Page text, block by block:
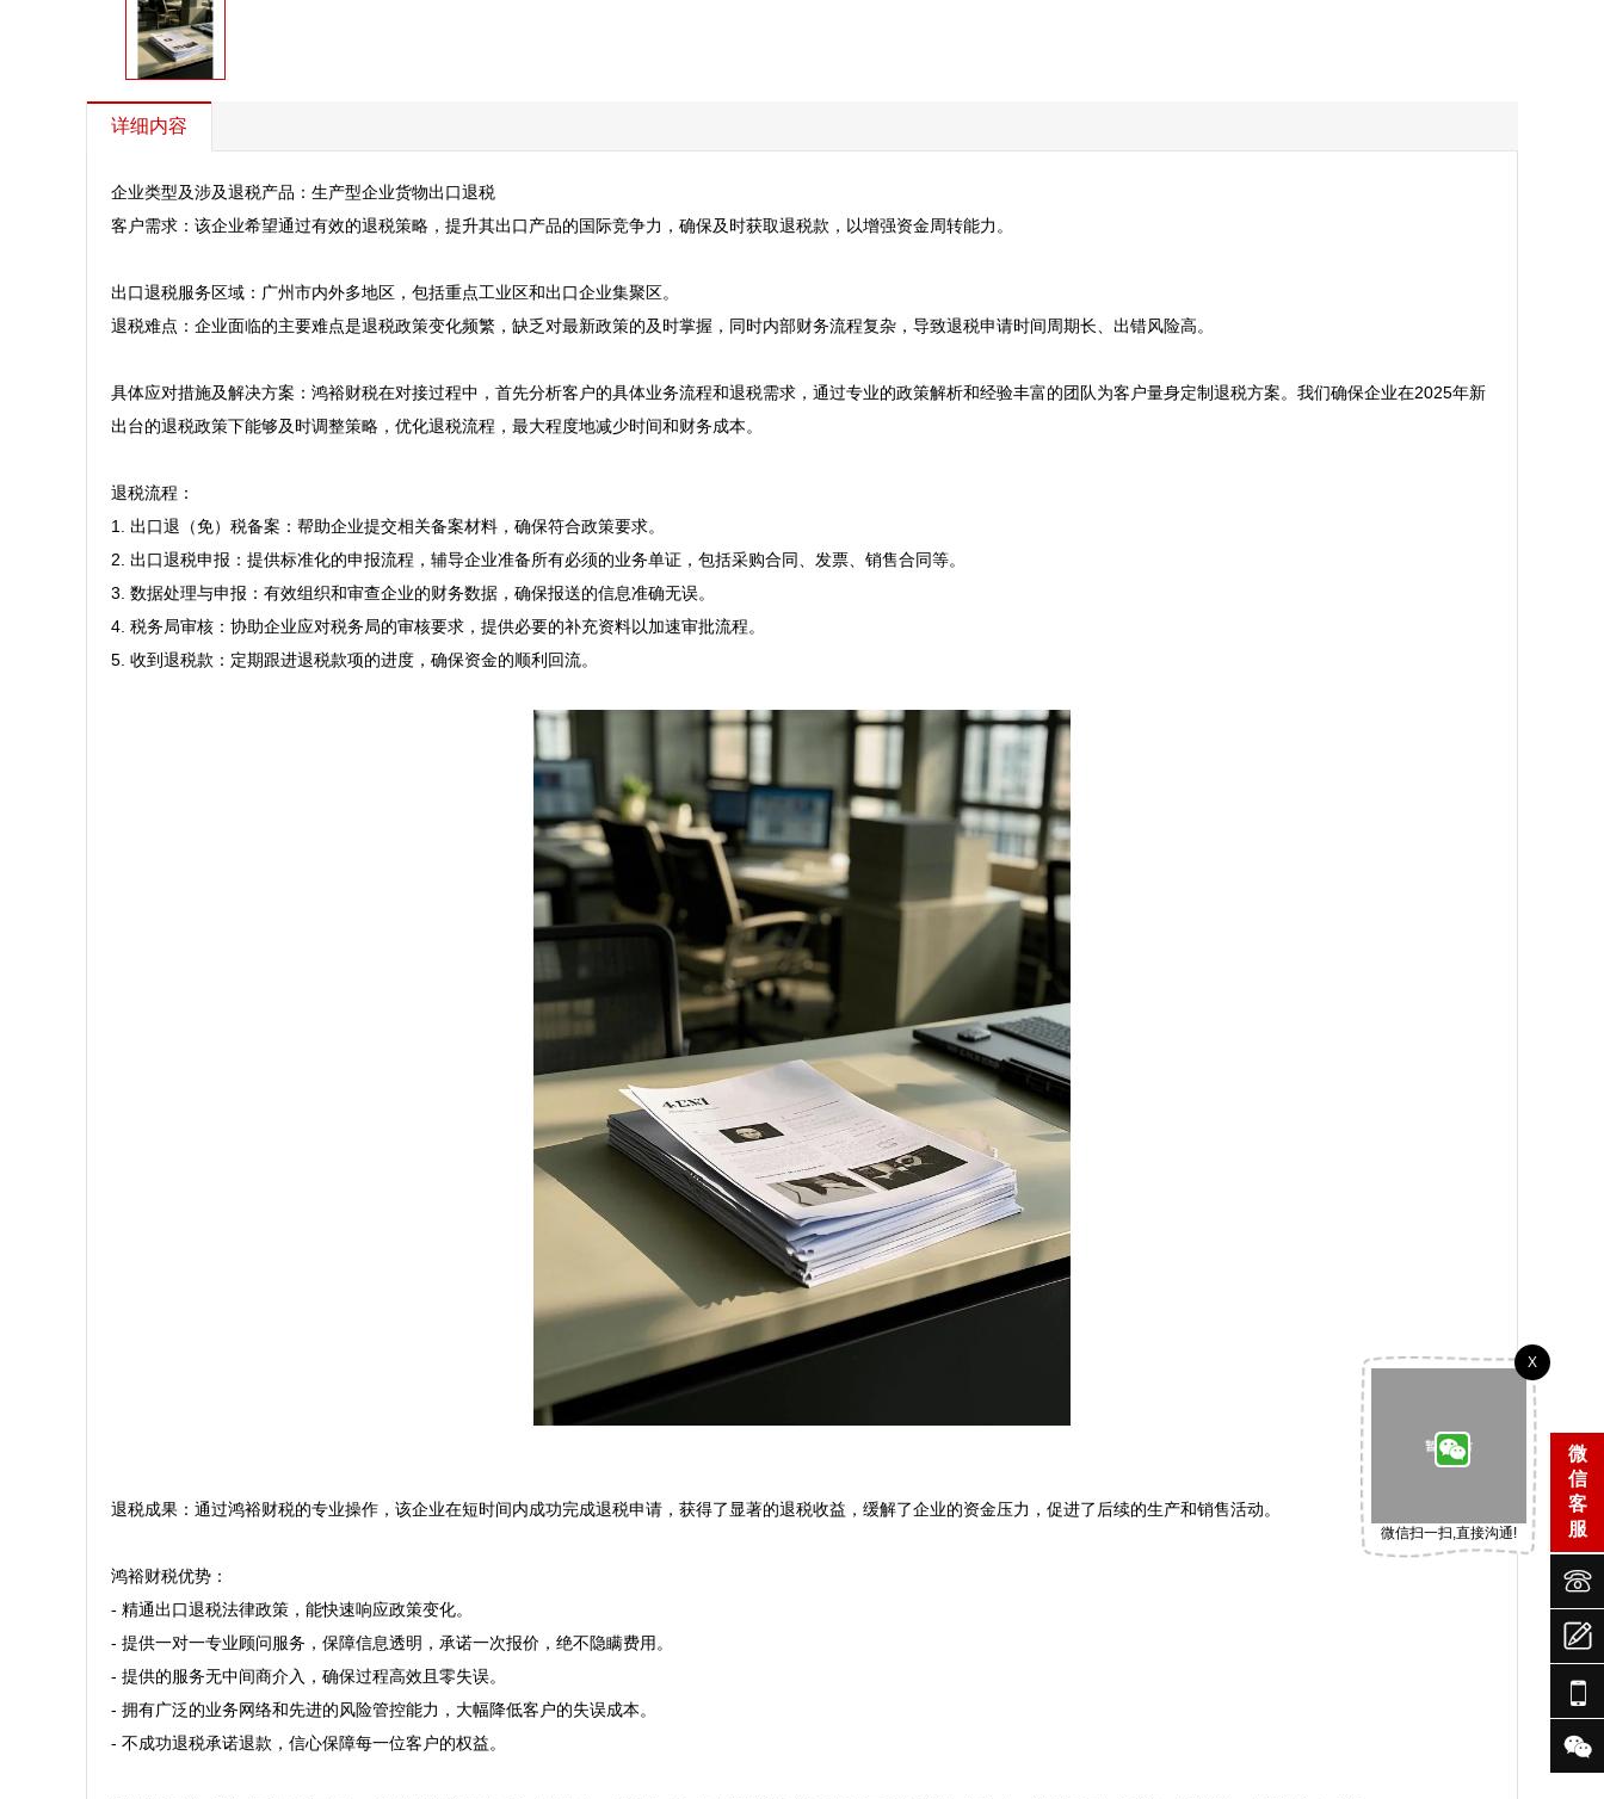
详细内容
企业类型及涉及退税产品：生产型企业货物出口退税
客户需求：该企业希望通过有效的退税策略，提升其出口产品的国际竞争力，确保及时获取退税款，以增强资金周转能力。
出口退税服务区域：广州市内外多地区，包括重点工业区和出口企业集聚区。
退税难点：企业面临的主要难点是退税政策变化频繁，缺乏对最新政策的及时掌握，同时内部财务流程复杂，导致退税申请时间周期长、出错风险高。
具体应对措施及解决方案：鸿裕财税在对接过程中，首先分析客户的具体业务流程和退税需求，通过专业的政策解析和经验丰富的团队为客户量身定制退税方案。我们确保企业在2025年新
出台的退税政策下能够及时调整策略，优化退税流程，最大程度地减少时间和财务成本。
退税流程：
1. 出口退（免）税备案：帮助企业提交相关备案材料，确保符合政策要求。
2. 出口退税申报：提供标准化的申报流程，辅导企业准备所有必须的业务单证，包括采购合同、发票、销售合同等。
3. 数据处理与申报：有效组织和审查企业的财务数据，确保报送的信息准确无误。
4. 税务局审核：协助企业应对税务局的审核要求，提供必要的补充资料以加速审批流程。
5. 收到退税款：定期跟进退税款项的进度，确保资金的顺利回流。
退税成果：通过鸿裕财税的专业操作，该企业在短时间内成功完成退税申请，获得了显著的退税收益，缓解了企业的资金压力，促进了后续的生产和销售活动。
鸿裕财税优势：
- 精通出口退税法律政策，能快速响应政策变化。
- 提供一对一专业顾问服务，保障信息透明，承诺一次报价，绝不隐瞒费用。
- 提供的服务无中间商介入，确保过程高效且零失误。
- 拥有广泛的业务网络和先进的风险管控能力，大幅降低客户的失误成本。
- 不成功退税承诺退款，信心保障每一位客户的权益。
微
信
客
服
X
微信扫一扫,直接沟通!




